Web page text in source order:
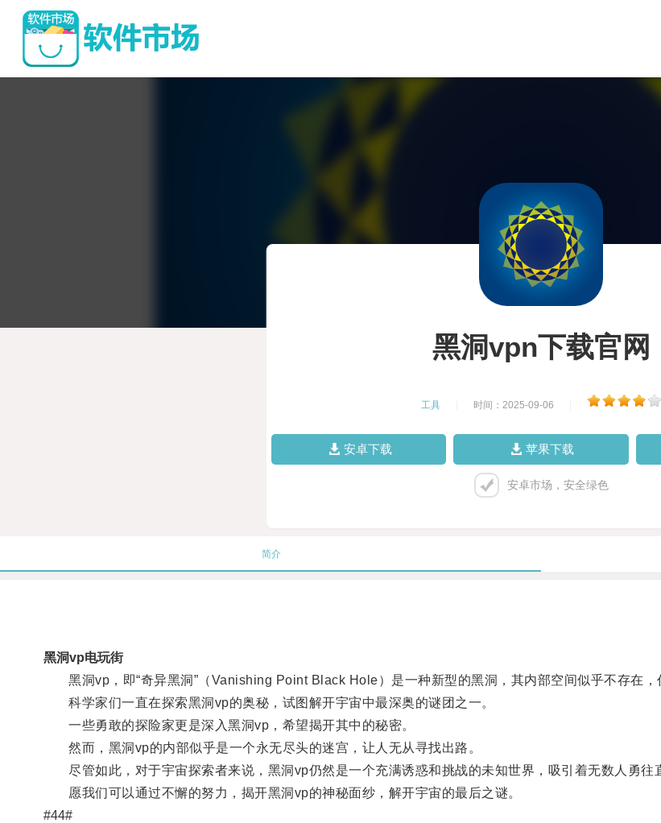
黑洞vpn下载官网
工具 时间：2025-09-06
安卓下载 苹果下载
安卓市场，安全绿色
简介
黑洞vp电玩街
黑洞vp，即“奇异黑洞”（Vanishing Point Black Hole）是一种新型的黑洞，其内部空间似乎不存在，
科学家们一直在探索黑洞vp的奥秘，试图解开宇宙中最深奥的谜团之一。
一些勇敢的探险家更是深入黑洞vp，希望揭开其中的秘密。
然而，黑洞vp的内部似乎是一个永无尽头的迷宫，让人无从寻找出路。
尽管如此，对于宇宙探索者来说，黑洞vp仍然是一个充满诱惑和挑战的未知世界，吸引着无数人勇往
愿我们可以通过不懈的努力，揭开黑洞vp的神秘面纱，解开宇宙的最后之谜。
#44#